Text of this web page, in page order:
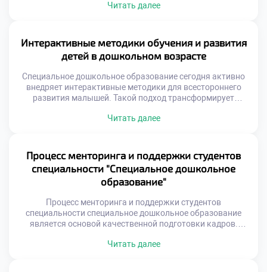
преимущества и возможности. Они касаются не только
Вы получаете профессию с глубоким смыслом и
стабильностью. Специальное образование находится на
[…]
Читать далее
Интерактивные методики обучения и развития
детей в дошкольном возрасте
Специальное дошкольное образование сегодня активно
внедряет интерактивные методики для всестороннего
развития малышей. Такой подход трансформирует
процесс познания. Ребенок становится активным
взаимодействие как главный инструмент обучения и
воспитания. Интерактивность подразумевает
двусторонний обмен информацией между участниками
процесса. Дети взаимодействуют друг с другом, […]
Читать далее
Процесс менторинга и поддержки студентов
специальности "Специальное дошкольное
образование"
Процесс менторинга и поддержки студентов
специальности специальное дошкольное образование
является основой качественной подготовки кадров.
академического кураторства. Это глубокое
Читать далее